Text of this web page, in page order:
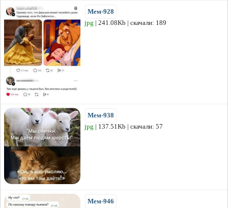
Мем-928
jpg | 241.08Kb | скачали: 189
Мем-938
jpg | 137.51Kb | скачали: 57
Мем-946